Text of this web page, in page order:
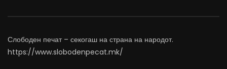
Слободен печат – секогаш на страна на народот.
https://www.slobodenpecat.mk/